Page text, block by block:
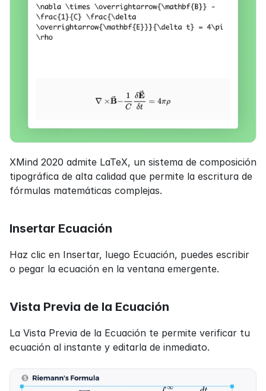
XMind 2020 admite LaTeX, un sistema de composición
tipográfica de alta calidad que permite la escritura de
fórmulas matemáticas complejas.
Insertar Ecuación
Haz clic en Insertar, luego Ecuación, puedes escribir
o pegar la ecuación en la ventana emergente.
Vista Previa de la Ecuación
La Vista Previa de la Ecuación te permite verificar tu
ecuación al instante y editarla de inmediato.